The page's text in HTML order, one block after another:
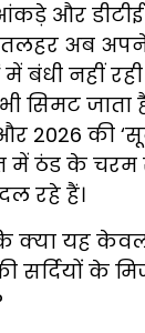
और
अब
में बंधी नहीं
सिमट जाता
2026 की
में ठंड के
रहे हैं।
क्या यह केवल
सर्दियों के